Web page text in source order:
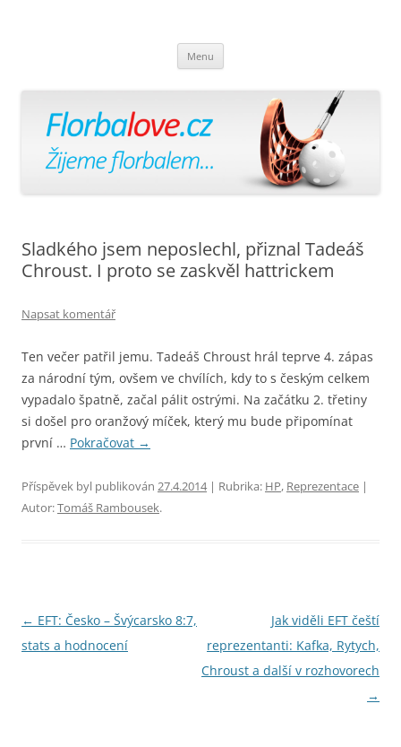
Menu
webu
Sladkého jsem neposlechl, přiznal Tadeáš
Chroust. I proto se zaskvěl hattrickem
Napsat komentář
Ten večer patřil jemu. Tadeáš Chroust hrál teprve 4. zápas
za národní tým, ovšem ve chvílích, kdy to s českým celkem
vypadalo špatně, začal pálit ostrými. Na začátku 2. třetiny
si došel pro oranžový míček, který mu bude připomínat
první … Pokračovat →
Příspěvek byl publikován 27.4.2014| Rubrika: HP, Reprezentace |
Autor:Tomáš Rambousek.
Navigace
pro
← EFT: Česko – Švýcarsko 8:7,
stats a hodnocení
Jak viděli EFT čeští
reprezentanti: Kafka, Rytych,
Chroust a další v rozhovorech
→